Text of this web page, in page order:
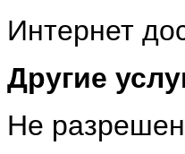
Интернет
Другие
Не